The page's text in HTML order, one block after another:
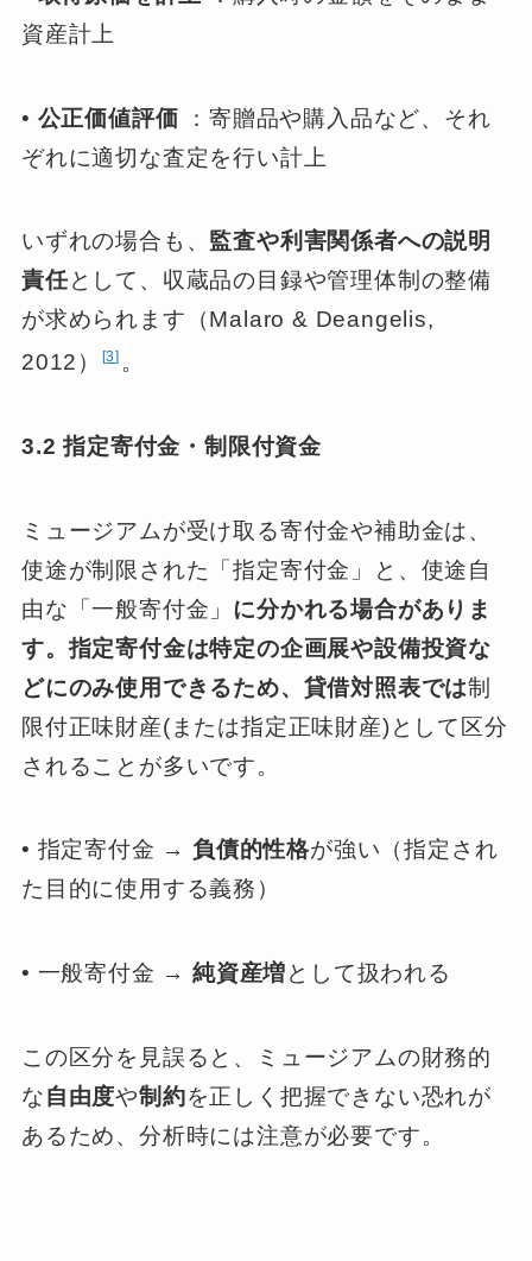
資産計上
• 公正価値評価 ：寄贈品や購入品など、それ
ぞれに適切な査定を行い計上
いずれの場合も、 監査や利害関係者への説明
責任として、収蔵品の目録や管理体制の整備
が求められます（Malaro & Deangelis,
2012）
3 。
3.2 指定寄付金・制限付資金
ミュージアムが受け取る寄付金や補助金は、
使途が制限された「指定寄付金」と、使途自
由な「一般寄付金」 に分かれる場合がありま
す。指定寄付金は特定の企画展や設備投資な
どにのみ使用できるため、貸借対照表では制
限付正味財産(または指定正味財産)として区分
されることが多いです。
• 指定寄付金 → 負債的性格が強い（指定され
た目的に使用する義務）
• 一般寄付金 → 純資産増として扱われる
この区分を見誤ると、ミュージアムの財務的
な自由度や制約を正しく把握できない恐れが
あるため、分析時には注意が必要です。